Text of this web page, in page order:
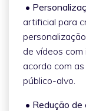
•
artificial para
de vídeos
acordo com
público-alvo.
• Redução de